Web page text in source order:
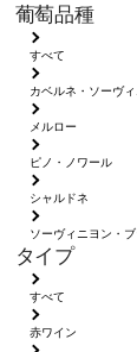
葡萄品種
すべて
カベルネ・ソーヴ
メルロー
ピノ・ノワール
シャルドネ
ソーヴィニヨン・
タイプ
すべて
赤ワイン